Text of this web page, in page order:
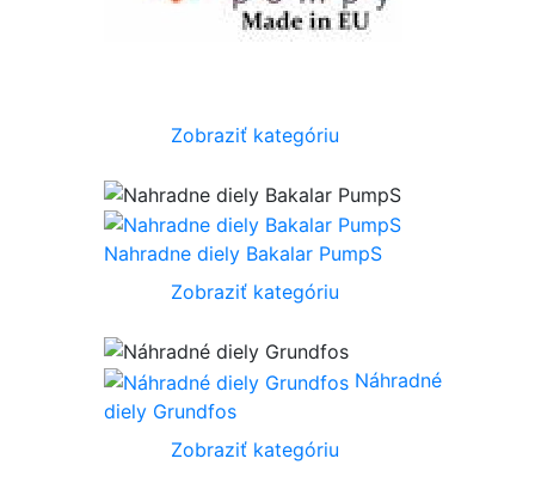
Zobraziť kategóriu
Nahradne diely Bakalar PumpS
Zobraziť kategóriu
Náhradné
diely Grundfos
Zobraziť kategóriu